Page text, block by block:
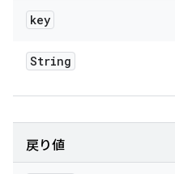
key
String
戻り値